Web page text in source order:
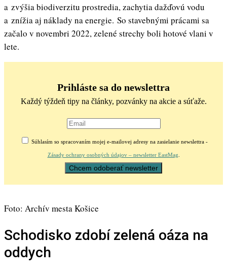
a zvýšia biodiverzitu prostredia, zachytia dažďovú vodu
a znížia aj náklady na energie. So stavebnými prácami sa
začalo v novembri 2022, zelené strechy boli hotové vlani v
lete.
Prihláste sa do newslettra
Každý týždeň tipy na články, pozvánky na akcie a súťaže.
Súhlasím so spracovaním mojej e-mailovej adresy na zasielanie newslettra -
Zásady ochrany osobných údajov – newsletter EastMag
Foto: Archív mesta Košice
Schodisko zdobí zelená oáza na
oddych